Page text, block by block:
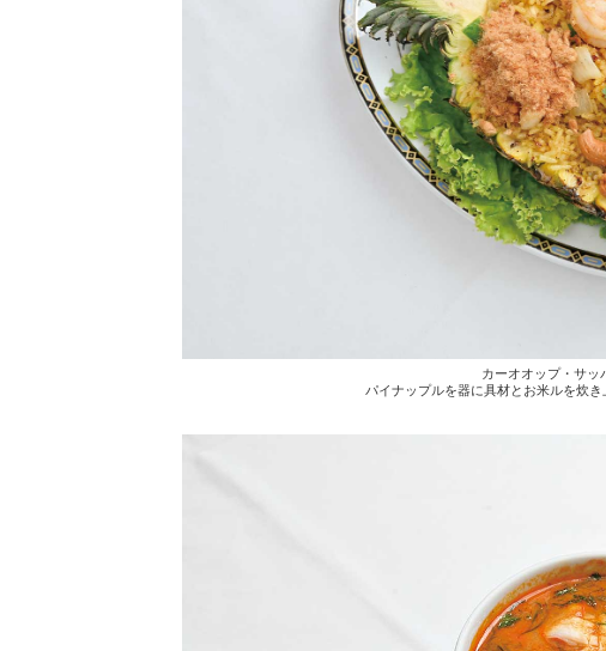
カーオオップ・サッ
パイナップルを器に具材とお米ルを炊